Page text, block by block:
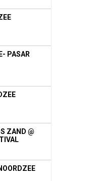
PASAR
ZAND @